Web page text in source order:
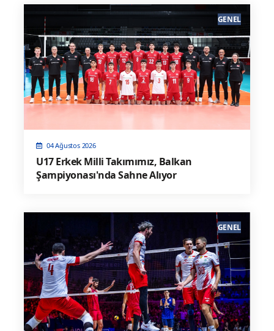
04 Ağustos 2026
U17 Erkek Milli Takımımız, Balkan
Şampiyonası'nda Sahne Alıyor
GENEL
GENEL